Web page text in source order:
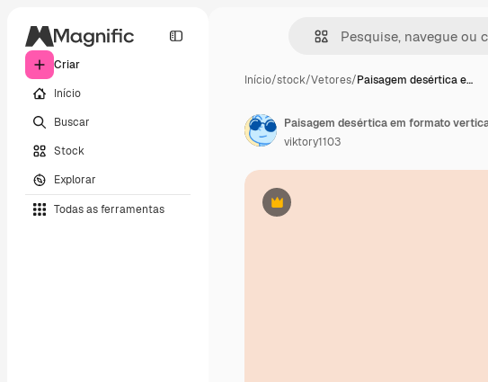
Criar
Início
Buscar
Stock
Explorar
Todas as ferramentas
Início/stock/Vetores/Paisagem desértica e…
Premium
viktory1103